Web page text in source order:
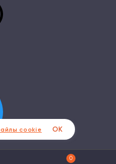
0
cookie ОК